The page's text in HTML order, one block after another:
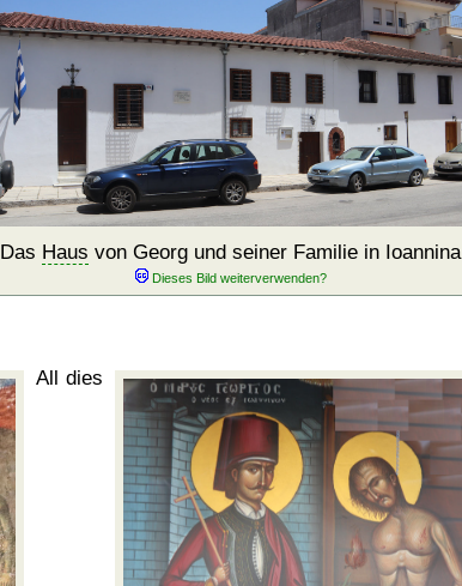
Das Haus von Georg und seiner Familie in Ioannina
All dies